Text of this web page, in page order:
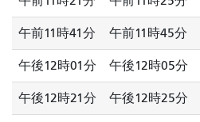
午前11時41分 午前11時45分
午後12時01分 午後12時05分
午後12時21分 午後12時25分